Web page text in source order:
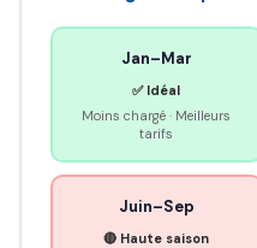
Jan–Mar
✅ Idéal
Moins chargé · Meilleurs
tarifs
Juin–Sep
🔴 Haute saison